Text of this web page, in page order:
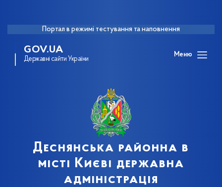
Портал в режимі тестування та наповнення
GOV.UA
Державні сайти України
Меню
Деснянська районна в
місті Києві державна
адміністрація